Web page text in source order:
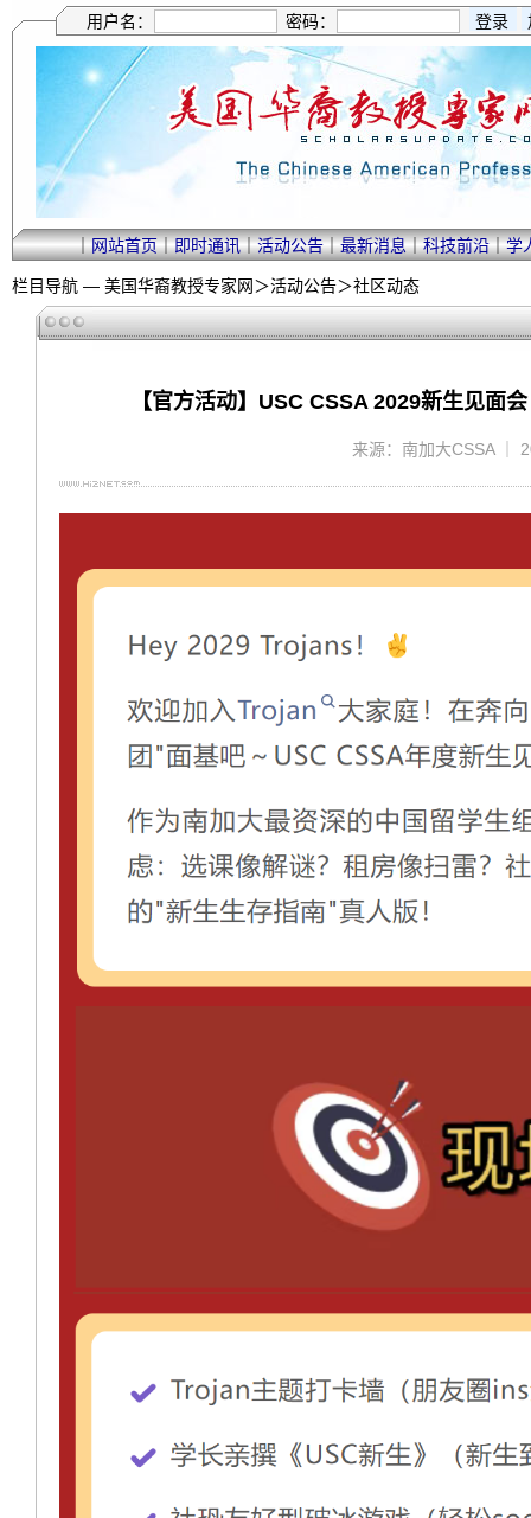
用户名： 密码：
｜网站首页｜即时通讯｜活动公告｜最新消息｜科技前沿｜学
栏目导航 — 美国华裔教授专家网＞活动公告＞社区动态
【官方活动】USC CSSA 2029新生见
来源：南加大CSSA ｜